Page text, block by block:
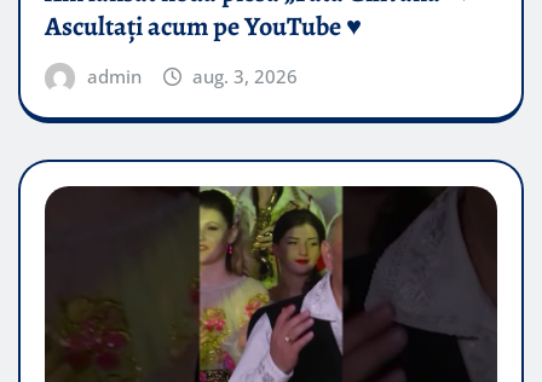
Ascultați acum pe YouTube ♥️
admin aug. 3, 2026